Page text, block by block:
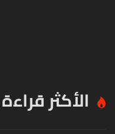
الأكثر قراءة